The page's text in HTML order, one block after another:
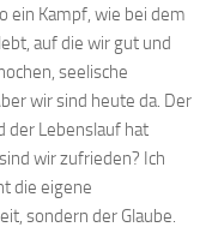
ein Kampf, wie bei dem
auf die wir gut und
seelische
wir sind heute da. Der
der Lebenslauf hat
wir zufrieden? Ich
die eigene
sondern der Glaube.